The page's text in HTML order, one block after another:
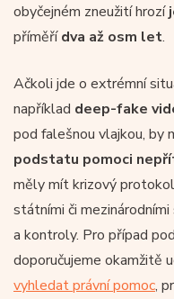
obyčejném zneužití hrozí
příměřídva až osm let.
Ačkoli jde o extrémní
například deep-fake
pod falešnou vlajkou, by
podstatu pomoci
měly mít krizový
státními či
a kontroly. Pro případ
doporučujeme okamžitě
vyhledat právní pomoc,